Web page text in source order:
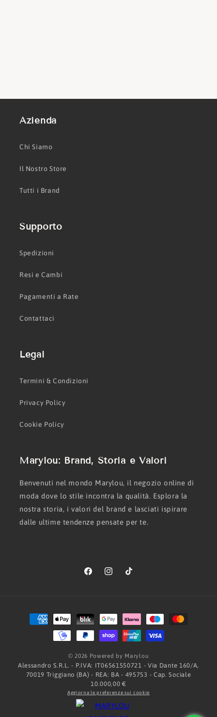
Azienda
Chi Siamo
Il Nostro Store
Tutti i Brand
Supporto
Spedizioni
Resi e Cambi
Pagamenti a Rate
Contattaci
Legal
Termini & Condizioni
Privacy Policy
Cookie Policy
Marylou: Brand, Storia e Valori
Benvenuti nel mondo Marylou, il negozio online di
moda dove lo stile incontra la qualità. Esplora la
nostra storia, i valori del brand e lasciati ispirare
dalle ultime tendenze pensate per te.
FacebookInstagramTikTok
Metodi
di
pagamento
© 2026 Powered by Marylou
Alessandro S.R.L. - P.IVA: IT06561550721 - Via Dante 160/A,
70019 Triggiano (BA) - REA: BA - 495753 - Cap. Sociale
10.000,00 €
Aggiorna le preferenze sui cookie